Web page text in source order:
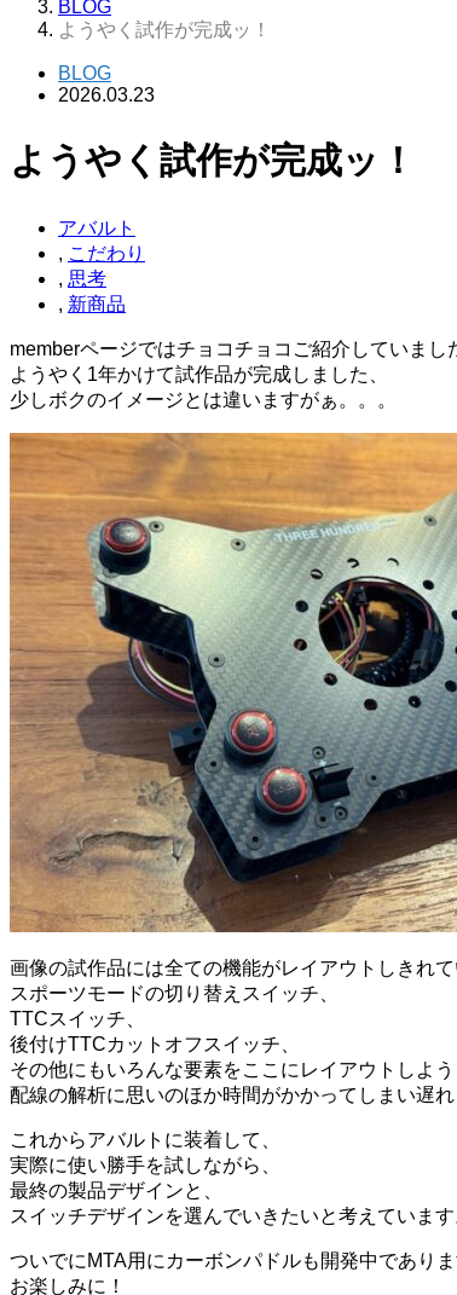
BLOG
ようやく試作が完成ッ！
BLOG
2026.03.23
ようやく試作が完成ッ！
アバルト
, こだわり
, 思考
, 新商品
memberページではチョコチョコご紹介していまし
ようやく1年かけて試作品が完成しました、
少しボクのイメージとは違いますがぁ。。。
画像の試作品には全ての機能がレイアウトしきれて
スポーツモードの切り替えスイッチ、
TTCスイッチ、
後付けTTCカットオフスイッチ、
その他にもいろんな要素をここにレイアウトしよう
配線の解析に思いのほか時間がかかってしまい遅れ
これからアバルトに装着して、
実際に使い勝手を試しながら、
最終の製品デザインと、
スイッチデザインを選んでいきたいと考えています
ついでにMTA用にカーボンパドルも開発中でありま
お楽しみに！